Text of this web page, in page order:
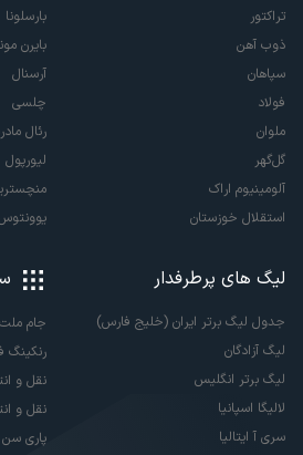
تراکتور
ذوب آهن
سپاهان
فولاد
ملوان
گل‌گهر
آلومینیوم اراک
استقلال خوزستان
بارسلونا
بایرن
آرسنال
چلسی
رئال
لیورپول
لیگ های پرطرفدار
جدول لیگ برتر ایران (خلیج فارس)
لیگ آزادگان
لیگ برتر انگلیس
لالیگا اسپانیا
سری آ ایتالیا
جام
رنکینگ
نقل و
نقل و
پاری